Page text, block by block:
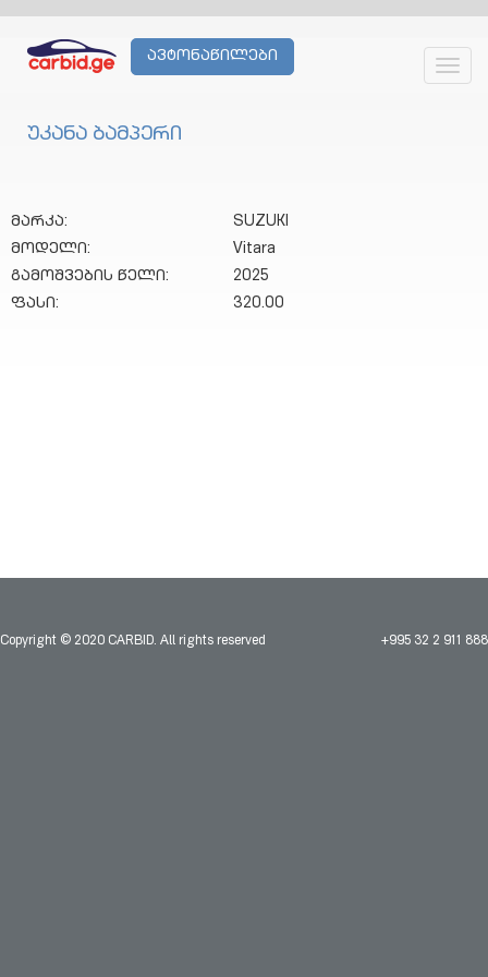
ავტონაწილები
უკანა ბამპერი
მარკა:
SUZUKI
მოდელი:
Vitara
გამოშვების წელი:
2025
ფასი:
320.00
Copyright © 2020 CARBID. All rights reserved +995 32 2 911 888